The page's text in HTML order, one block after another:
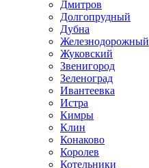
Дмитров
Долгопрудный
Дубна
Железнодорожный
Жуковский
Звенигород
Зеленоград
Ивантеевка
Истра
Кимры
Клин
Конаково
Королев
Котельники